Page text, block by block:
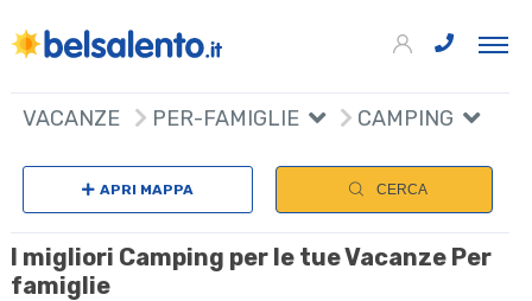
VACANZE PER-FAMIGLIE CAMPING
APRI MAPPA CERCA
I migliori Camping per le tue Vacanze Per
famiglie
+